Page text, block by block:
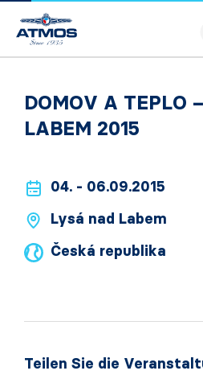
DOMOV A TEPLO
LABEM 2015
04. - 06.09.2015
Lysá nad Labem
Česká republika
Teilen Sie die